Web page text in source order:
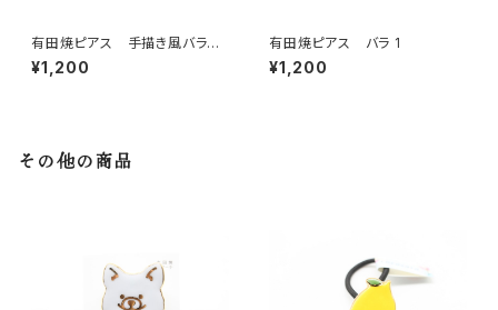
有田焼ピアス 手描き風バラ
赤
¥1,200
有田焼ピアス バラ 1
¥1,200
その他の商品